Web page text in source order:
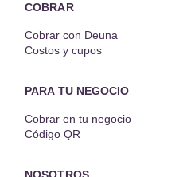
COBRAR
Cobrar con Deuna
Costos y cupos
PARA TU NEGOCIO
Cobrar en tu negocio
Código QR